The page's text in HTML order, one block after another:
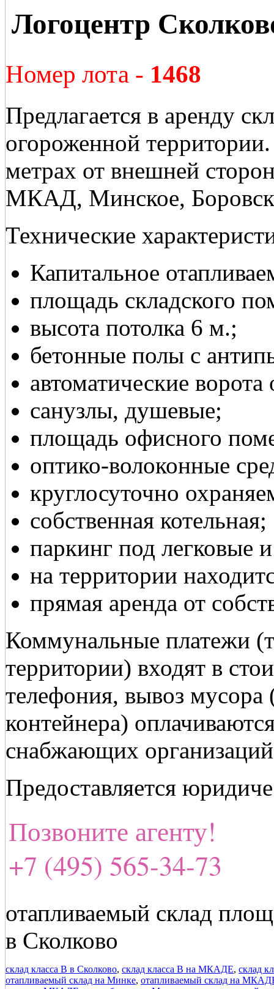
Логоцентр
Номер лота - 1468
Предлагается в аренду
огороженной
метрах от внешней
МКАД, Минское,
Технические
Капитальное
площадь складского
высота потолка 6 м.;
бетонные полы с
автоматические
санузлы, душевые;
площадь офисного
оптико-волоконные
круглосуточно
собственная котельная;
паркинг под легковые
на территории
прямая аренда от
Коммунальные платежи
территории) входят в
телефония, вывоз мусора
контейнера)
снабжающих
Предоставляется
Позвоните агенту!
+7 (495) 565-34-73
отапливаемый склад
в Сколково
склад класса В в Сколково, склад класса В на МКАДЕ, склад
отапливаемый склад на Минке, отапливаемый склад на